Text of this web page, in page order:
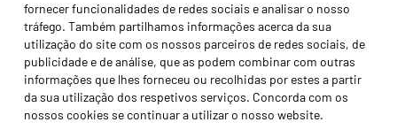
fornecer funcionalidades de redes sociais e analisar o nosso
tráfego. Também partilhamos informações acerca da sua
utilização do site com os nossos parceiros de redes sociais, de
publicidade e de análise, que as podem combinar com outras
informações que lhes forneceu ou recolhidas por estes a partir
da sua utilização dos respetivos serviços. Concorda com os
nossos cookies se continuar a utilizar o nosso website.
Termos e condições